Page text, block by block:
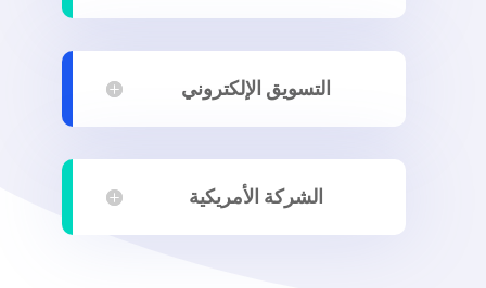
التسويق الإلكتروني
الشركة الأمريكية